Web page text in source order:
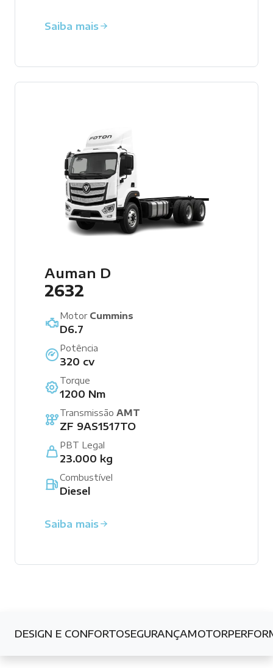
Saiba mais
Auman D
2632
Motor Cummins
D6.7
Potência
320 cv
Torque
1200 Nm
Transmissão AMT
ZF 9AS1517TO
PBT Legal
23.000 kg
Combustível
Diesel
Saiba mais
DESIGN E CONFORTOSEGURANÇAMOTOR